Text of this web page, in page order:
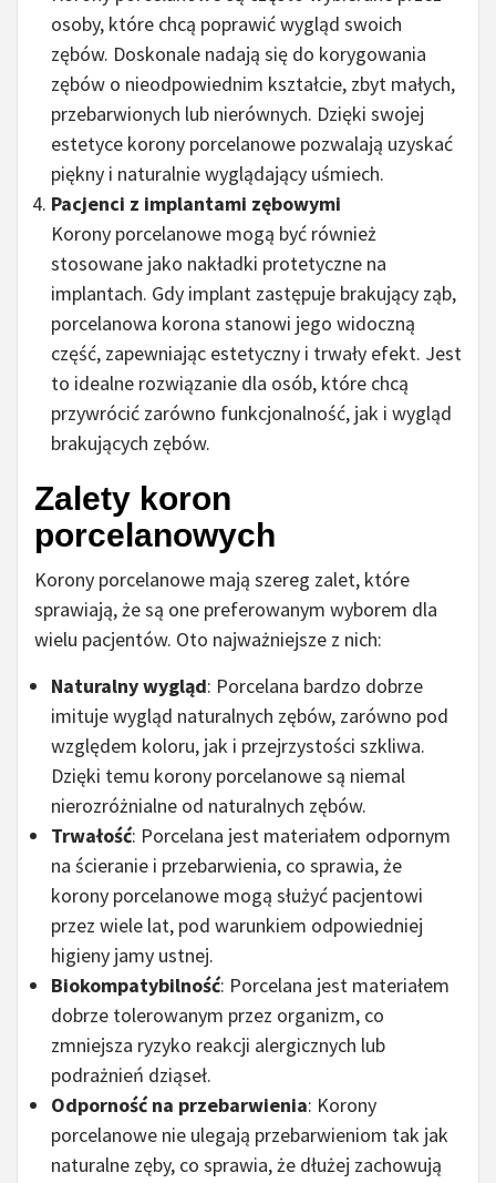
osoby, które chcą poprawić wygląd swoich
zębów. Doskonale nadają się do korygowania
zębów o nieodpowiednim kształcie, zbyt małych,
przebarwionych lub nierównych. Dzięki swojej
estetyce korony porcelanowe pozwalają uzyskać
piękny i naturalnie wyglądający uśmiech.
Pacjenci z implantami zębowymi
Korony porcelanowe mogą być również
stosowane jako nakładki protetyczne na
implantach. Gdy implant zastępuje brakujący ząb,
porcelanowa korona stanowi jego widoczną
część, zapewniając estetyczny i trwały efekt. Jest
to idealne rozwiązanie dla osób, które chcą
przywrócić zarówno funkcjonalność, jak i wygląd
brakujących zębów.
Zalety koron
porcelanowych
Korony porcelanowe mają szereg zalet, które
sprawiają, że są one preferowanym wyborem dla
wielu pacjentów. Oto najważniejsze z nich:
Naturalny wygląd: Porcelana bardzo dobrze
imituje wygląd naturalnych zębów, zarówno pod
względem koloru, jak i przejrzystości szkliwa.
Dzięki temu korony porcelanowe są niemal
nierozróżnialne od naturalnych zębów.
Trwałość: Porcelana jest materiałem odpornym
na ścieranie i przebarwienia, co sprawia, że
korony porcelanowe mogą służyć pacjentowi
przez wiele lat, pod warunkiem odpowiedniej
higieny jamy ustnej.
Biokompatybilność: Porcelana jest materiałem
dobrze tolerowanym przez organizm, co
zmniejsza ryzyko reakcji alergicznych lub
podrażnień dziąseł.
Odporność na przebarwienia: Korony
porcelanowe nie ulegają przebarwieniom tak jak
naturalne zęby, co sprawia, że dłużej zachowują